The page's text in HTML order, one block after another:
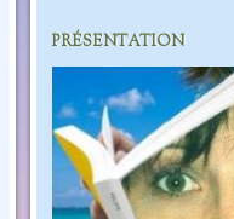
PRÉSENTATION